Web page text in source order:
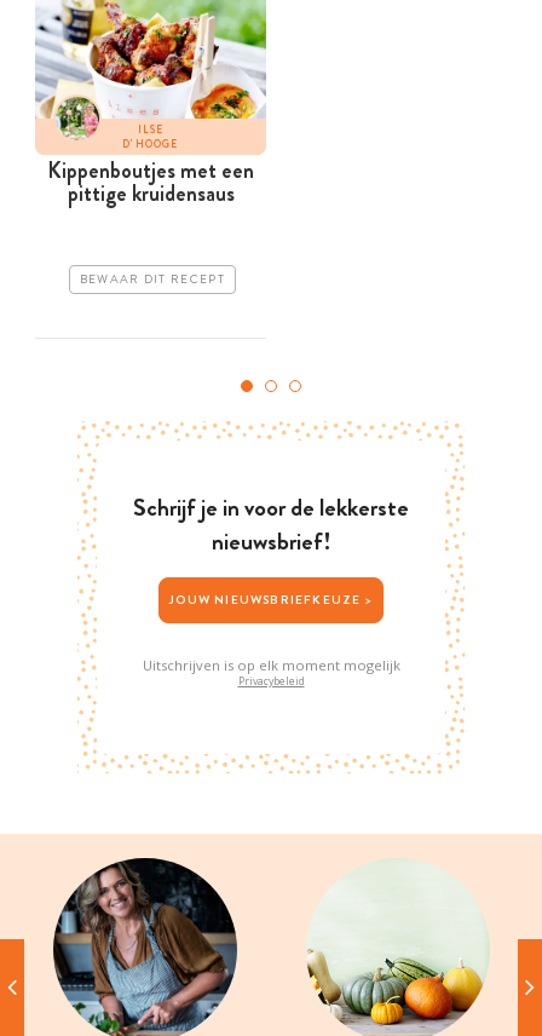
ILSE
D'HOOGE
Kippenboutjes met een
pittige kruidensaus
BEWAAR DIT RECEPT
Schrijf je in voor de lekkerste
nieuwsbrief!
JOUW NIEUWSBRIEFKEUZE >
Uitschrijven is op elk moment mogelijk
Privacybeleid